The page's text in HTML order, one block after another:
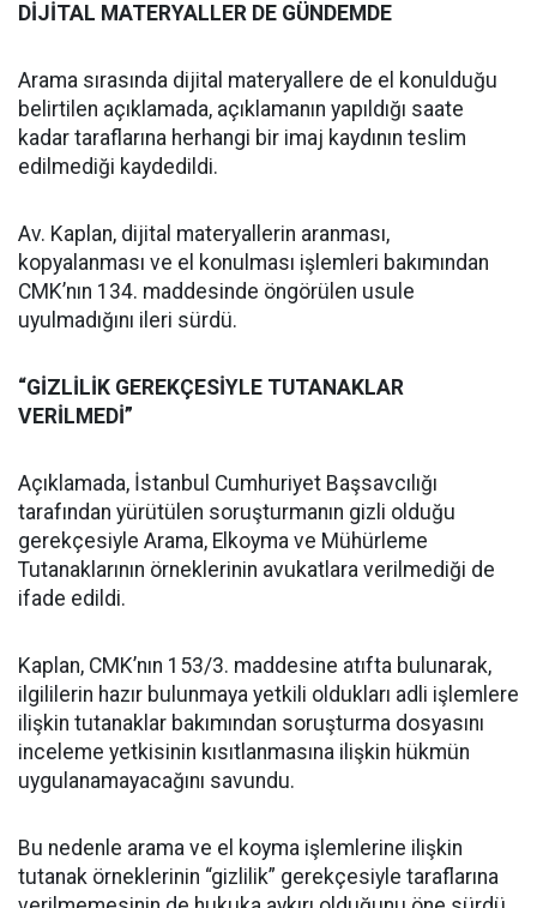
DİJİTAL MATERYALLER DE GÜNDEMDE
Arama sırasında dijital materyallere de el konulduğu
belirtilen açıklamada, açıklamanın yapıldığı saate
kadar taraflarına herhangi bir imaj kaydının teslim
edilmediği kaydedildi.
Av. Kaplan, dijital materyallerin aranması,
kopyalanması ve el konulması işlemleri bakımından
CMK’nın 134. maddesinde öngörülen usule
uyulmadığını ileri sürdü.
“GİZLİLİK GEREKÇESİYLE TUTANAKLAR
VERİLMEDİ”
Açıklamada, İstanbul Cumhuriyet Başsavcılığı
tarafından yürütülen soruşturmanın gizli olduğu
gerekçesiyle Arama, Elkoyma ve Mühürleme
Tutanaklarının örneklerinin avukatlara verilmediği de
ifade edildi.
Kaplan, CMK’nın 153/3. maddesine atıfta bulunarak,
ilgililerin hazır bulunmaya yetkili oldukları adli işlemlere
ilişkin tutanaklar bakımından soruşturma dosyasını
inceleme yetkisinin kısıtlanmasına ilişkin hükmün
uygulanamayacağını savundu.
Bu nedenle arama ve el koyma işlemlerine ilişkin
tutanak örneklerinin “gizlilik” gerekçesiyle taraflarına